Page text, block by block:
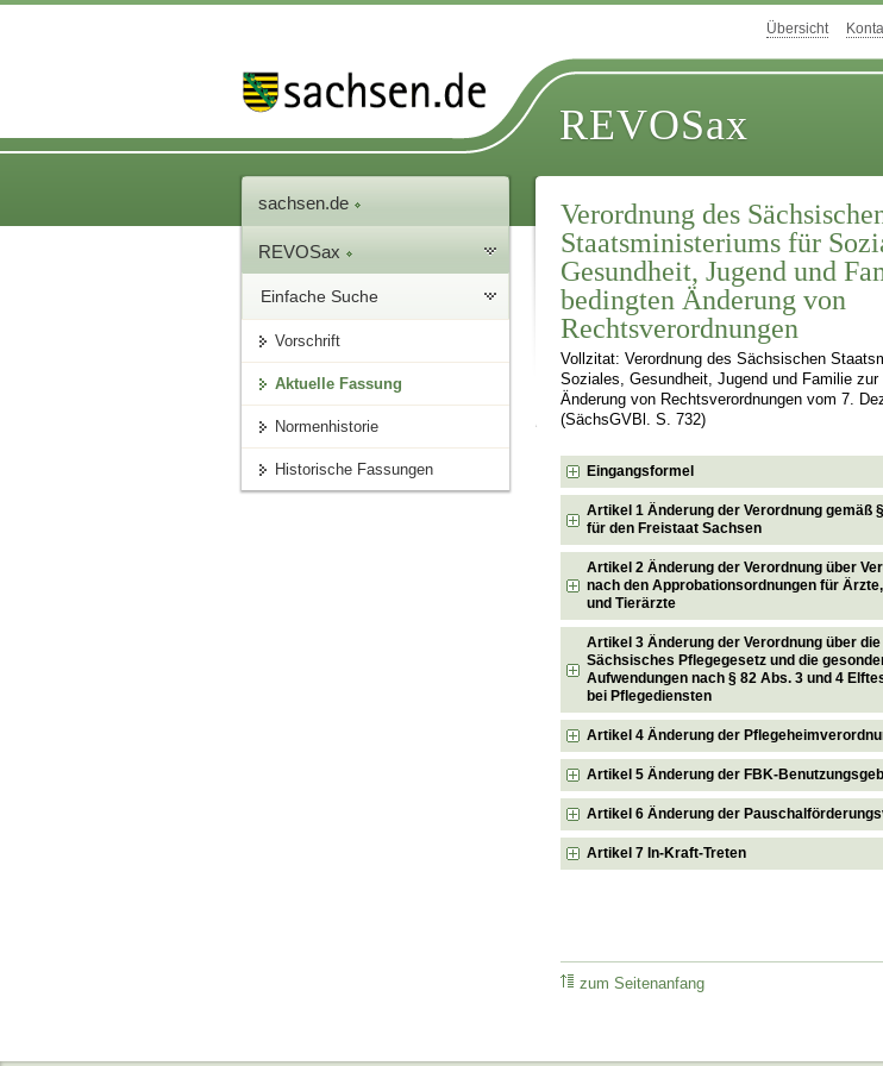
Übersicht
REVOSax
sachsen.de
REVOSax
Einfache Suche
Vorschrift
Aktuelle Fassung
Normenhistorie
Historische Fassungen
Verordnung des
Staatsministeriums für
Gesundheit, Jugend und
bedingten Änderung von
Rechtsverordnungen
Vollzitat: Verordnung des Sächsischen
Soziales, Gesundheit, Jugend und Familie zur
Änderung von Rechtsverordnungen vom 7.
(SächsGVBl. S. 732)
Eingangsformel
Artikel 1 Änderung der Verordnung gemäß
für den Freistaat Sachsen
Artikel 2 Änderung der Verordnung über
nach den Approbationsordnungen für
und Tierärzte
Artikel 3 Änderung der Verordnung über
Sächsisches Pflegegesetz und die
Aufwendungen nach § 82 Abs. 3 und 4
bei Pflegediensten
Artikel 4 Änderung der
Artikel 5 Änderung der FBK-
Artikel 6 Änderung der
Artikel 7 In-Kraft-Treten
zum Seitenanfang